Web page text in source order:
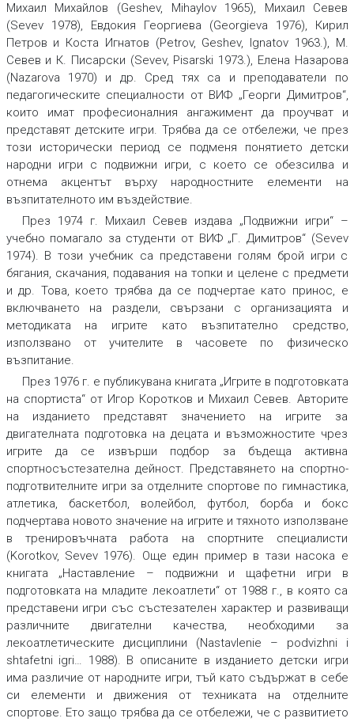
Михаил Михайлов (Geshev, Mihaylov 1965), Михаил Севев
(Sevev 1978), Евдокия Георгиева (Georgieva 1976), Кирил
Петров и Коста Игнатов (Petrov, Geshev, Ignatov 1963.), М.
Севев и К. Писарски (Sevev, Pisarski 1973.), Елена Назарова
(Nazarova 1970) и др. Сред тях са и преподаватели по
педагогическите специалности от ВИФ „Георги Димитров“,
които имат професионалния ангажимент да проучват и
представят детските игри. Трябва да се отбележи, че през
този исторически период се подменя понятието детски
народни игри с подвижни игри, с което се обезсилва и
отнема акцентът върху народностните елементи на
възпитателното им въздействие.
През 1974 г. Михаил Севев издава „Подвижни игри“ –
учебно помагало за студенти от ВИФ „Г. Димитров“ (Sevev
1974). В този учебник са представени голям брой игри с
бягания, скачания, подавания на топки и целене с предмети
и др. Това, което трябва да се подчертае като принос, е
включването на раздели, свързани с организацията и
методиката на игрите като възпитателно средство,
използвано от учителите в часовете по физическо
възпитание.
През 1976 г. е публикувана книгата „Игрите в подготовката
на спортиста“ от Игор Коротков и Михаил Севев. Авторите
на изданието представят значението на игрите за
двигателната подготовка на децата и възможностите чрез
игрите да се извърши подбор за бъдеща активна
спортносъстезателна дейност. Представянето на спортно-
подготвителните игри за отделните спортове по гимнастика,
атлетика, баскетбол, волейбол, футбол, борба и бокс
подчертава новото значение на игрите и тяхното използване
в тренировъчната работа на спортните специалисти
(Korotkov, Sevev 1976). Още един пример в тази насока е
книгата „Наставление – подвижни и щафетни игри в
подготовката на младите лекоатлети“ от 1988 г., в която са
представени игри със състезателен характер и развиващи
различните двигателни качества, необходими за
лекоатлетическите дисциплини (Nastavlenie – podvizhni i
shtafetni igri… 1988). В описаните в изданието детски игри
има различие от народните игри, тъй като съдържат в себе
си елементи и движения от техниката на отделните
спортове. Ето защо трябва да се отбележи, че с развитието